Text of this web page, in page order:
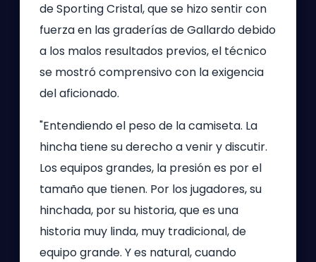
de Sporting Cristal, que se hizo sentir con
fuerza en las graderías de Gallardo debido
a los malos resultados previos, el técnico
se mostró comprensivo con la exigencia
del aficionado.
"Entendiendo el peso de la camiseta. La
hincha tiene su derecho a venir y discutir.
Los equipos grandes, la presión es por el
tamaño que tienen. Por los jugadores, su
hinchada, por su historia, que es una
historia muy linda, muy tradicional, de
equipo grande. Y es natural, cuando